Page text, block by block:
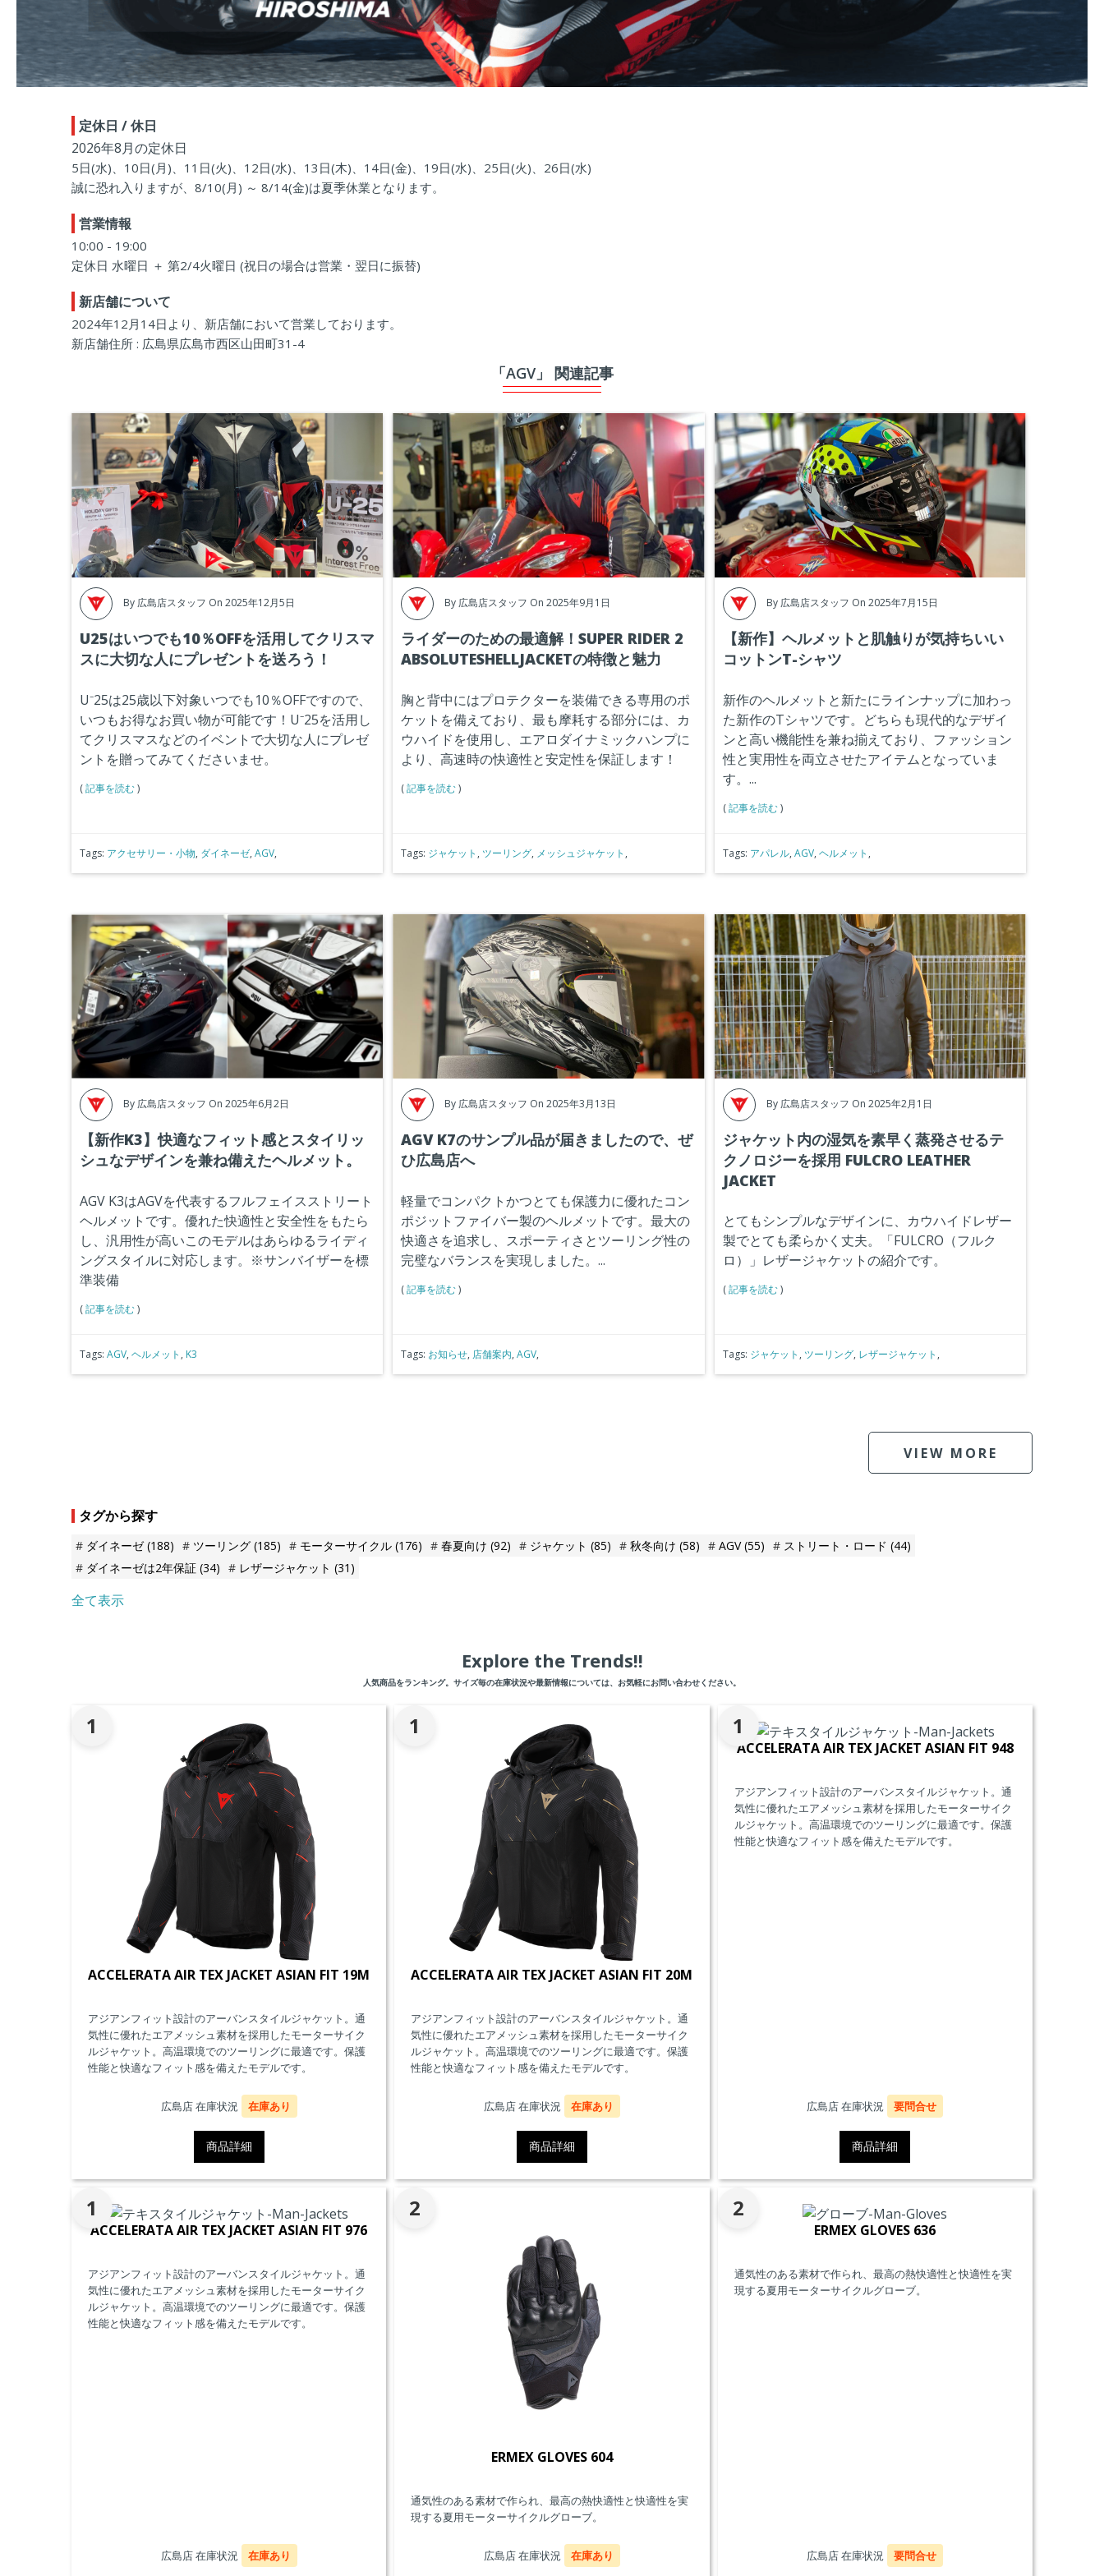
定休日 / 休日
2026年8月の定休日
5日(水)、10日(月)、11日(火)、12日(水)、13日(木)、14日(金)、19日(水)、25日(火)、26日(水)
誠に恐れ入りますが、8/10(月) ～ 8/14(金)は夏季休業となります。
営業情報
10:00 - 19:00
定休日 水曜日 ＋ 第2/4火曜日 (祝日の場合は営業・翌日に振替)
新店舗について
2024年12月14日より、新店舗において営業しております。
新店舗住所 : 広島県広島市西区山田町31-4
「AGV」 関連記事
By 広島店スタッフ On 2025年12月5日
U25はいつでも10％OFFを活用してクリスマ
スに大切な人にプレゼントを送ろう！
U⁻25は25歳以下対象いつでも10％OFFですので、
いつもお得なお買い物が可能です！U⁻25を活用し
てクリスマスなどのイベントで大切な人にプレゼ
ントを贈ってみてくださいませ。
(記事を読む)
Tags: アクセサリー・小物, ダイネーゼ, AGV,
By 広島店スタッフ On 2025年9月1日
ライダーのための最適解！SUPER RIDER 2
ABSOLUTESHELLJACKETの特徴と魅力
胸と背中にはプロテクターを装備できる専用のポ
ケットを備えており、最も摩耗する部分には、カ
ウハイドを使用し、エアロダイナミックハンプに
より、高速時の快適性と安定性を保証します！
(記事を読む)
Tags: ジャケット , ツーリング, メッシュジャケット ,
By 広島店スタッフ On 2025年7月15日
【新作】ヘルメットと肌触りが気持ちいい
コットンT-シャツ
新作のヘルメットと新たにラインナップに加わっ
た新作のTシャツです。どちらも現代的なデザイ
ンと高い機能性を兼ね揃えており、ファッション
性と実用性を両立させたアイテムとなっていま
す。...
(記事を読む)
Tags: アパレル, AGV, ヘルメット ,
By 広島店スタッフ On 2025年6月2日
【新作K3】快適なフィット感とスタイリッ
シュなデザインを兼ね備えたヘルメット。
AGV K3はAGVを代表するフルフェイスストリート
ヘルメットです。優れた快適性と安全性をもたら
し、汎用性が高いこのモデルはあらゆるライディ
ングスタイルに対応します。※サンバイザーを標
準装備
(記事を読む)
Tags: AGV, ヘルメット , K3
By 広島店スタッフ On 2025年3月13日
AGV K7のサンプル品が届きましたので、ぜ
ひ広島店へ
軽量でコンパクトかつとても保護力に優れたコン
ポジットファイバー製のヘルメットです。最大の
快適さを追求し、スポーティさとツーリング性の
完璧なバランスを実現しました。...
(記事を読む)
Tags: お知らせ, 店舗案内,AGV,
By 広島店スタッフ On 2025年2月1日
ジャケット内の湿気を素早く蒸発させるテ
クノロジーを採用 FULCRO LEATHER
JACKET
とてもシンプルなデザインに、カウハイドレザー
製でとても柔らかく丈夫。「FULCRO（フルク
ロ）」レザージャケットの紹介です。
(記事を読む)
Tags: ジャケット , ツーリング, レザージャケット ,
VIEW MORE
タグから探す
ダイネーゼ(188) ツーリング (185) モーターサイクル (176) 春夏向け (92) ジャケット (85) 秋冬向け (58) AGV(55) ストリート・ロード (44)
ダイネーゼは2年保証 (34) レザージャケット (31)
全て表示
Explore the Trends!!
人気商品をランキング。サイズ毎の在庫状況や最新情報については、お気軽にお問い合わせください。
1
ACCELERATA AIR TEX JACKET ASIAN FIT 19M
アジアンフィット設計のアーバンスタイルジャケット。通
気性に優れたエアメッシュ素材を採用したモーターサイク
ルジャケット。高温環境でのツーリングに最適です。保護
性能と快適なフィット感を備えたモデルです。
広島店 在庫状況 在庫あり
商品詳細
1
ACCELERATA AIR TEX JACKET ASIAN FIT 20M
アジアンフィット設計のアーバンスタイルジャケット。通
気性に優れたエアメッシュ素材を採用したモーターサイク
ルジャケット。高温環境でのツーリングに最適です。保護
性能と快適なフィット感を備えたモデルです。
広島店 在庫状況 在庫あり
商品詳細
1
ACCELERATA AIR TEX JACKET ASIAN FIT 948
アジアンフィット設計のアーバンスタイルジャケット。通
気性に優れたエアメッシュ素材を採用したモーターサイク
ルジャケット。高温環境でのツーリングに最適です。保護
性能と快適なフィット感を備えたモデルです。
広島店 在庫状況 要問合せ
商品詳細
1
ACCELERATA AIR TEX JACKET ASIAN FIT 976
アジアンフィット設計のアーバンスタイルジャケット。通
気性に優れたエアメッシュ素材を採用したモーターサイク
ルジャケット。高温環境でのツーリングに最適です。保護
性能と快適なフィット感を備えたモデルです。
広島店 在庫状況 在庫あり
2
ERMEX GLOVES 604
通気性のある素材で作られ、最高の熱快適性と快適性を実
現する夏用モーターサイクルグローブ。
広島店 在庫状況 在庫あり
2
ERMEX GLOVES 636
通気性のある素材で作られ、最高の熱快適性と快適性を実
現する夏用モーターサイクルグローブ。
広島店 在庫状況 要問合せ